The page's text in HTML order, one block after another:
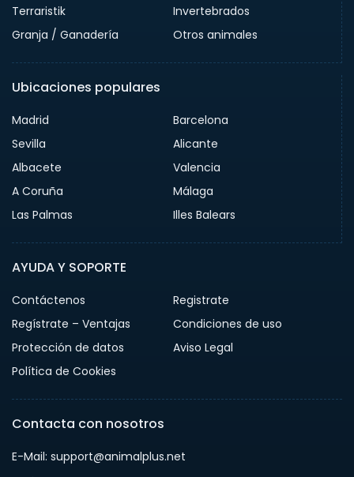
Terraristik
Invertebrados
Granja / Ganadería
Otros animales
Ubicaciones populares
Madrid
Barcelona
Sevilla
Alicante
Albacete
Valencia
A Coruña
Málaga
Las Palmas
Illes Balears
AYUDA Y SOPORTE
Contáctenos
Registrate
Regístrate – Ventajas
Condiciones de uso
Protección de datos
Aviso Legal
Política de Cookies
Contacta con nosotros
E-Mail: support@animalplus.net